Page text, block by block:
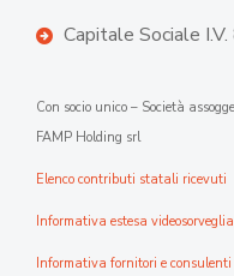
Capitale Sociale
Con socio unico – Società
FAMP Holding srl
Elenco contributi statali ricevuti
Informativa estesa
Informativa fornitori e consulenti